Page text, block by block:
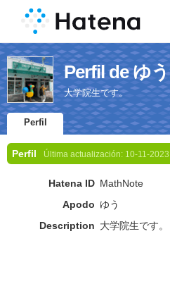
Perfil de ゆう
大学院生です。
Perfil
Perfil Última actualización: 10-11-2023
Hatena ID MathNote
Apodo ゆう
Description 大学院生です。